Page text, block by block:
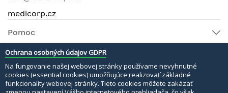
medicorp.cz
Pomoc
© 2022 MEDI MATERI s.r.o. Všetky práva vyhradené.
Bezpečné platby:
Ochrana osobných údajov GDPR
Na fungovanie našej webovej stránky používame nevyhnutné
cookies (essential cookies) umožňujúce realizovať základné
funkcionality webovej stránky. Tieto cookies môžete zakázať